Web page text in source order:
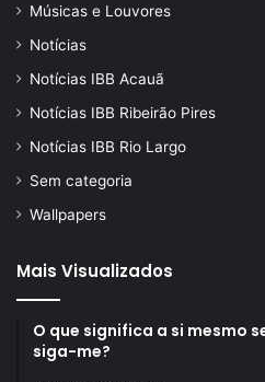
Músicas e Louvores
Notícias
Notícias IBB Acauã
Notícias IBB Ribeirão Pires
Notícias IBB Rio Largo
Sem categoria
Wallpapers
Mais Visualizados
O que significa a si mesmo
siga-me?